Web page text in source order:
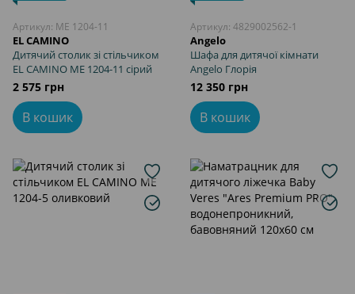
Артикул: ME 1204-11
EL CAMINO
Дитячий столик зі стільчиком
EL CAMINO ME 1204-11 сірий
2 575 грн
В кошик
Артикул: 4829002562-1
Angelo
Шафа для дитячої кімнати
Angelo Глорія
12 350 грн
В кошик